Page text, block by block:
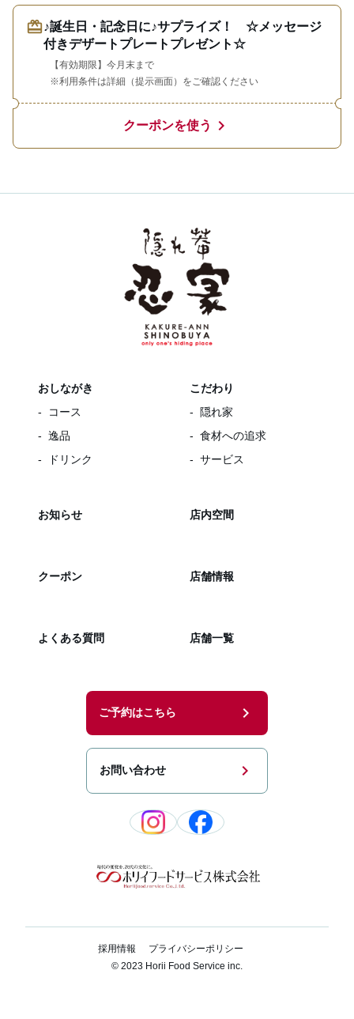
redeem♪誕生日・記念日に♪サプライズ！ ☆メッセージ
付きデザートプレートプレゼント☆
【有効期限】今月末まで
※利用条件は詳細（提示画面）をご確認ください
クーポンを使う chevron_right
おしながき
コース
逸品
ドリンク
こだわり
隠れ家
食材への追求
サービス
お知らせ 店内空間
クーポン 店舗情報
よくある質問 店舗一覧
ご予約はこちら chevron_right
お問い合わせ chevron_right
採用情報
プライバシーポリシー
© 2023 Horii Food Service inc.